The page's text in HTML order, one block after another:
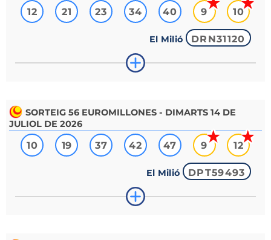
12 21 23 34 40 9 10
El Milió DRN31120
SORTEIG 56 EUROMILLONES - DIMARTS 14 DE
JULIOL DE 2026
10 19 37 42 47 9 12
El Milió DPT59493